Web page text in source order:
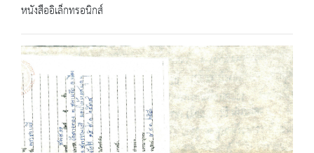
หนังสืออิเล็กทรอนิกส์